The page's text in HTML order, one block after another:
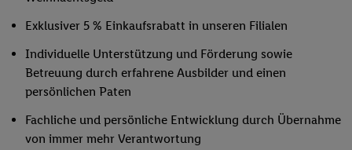
Exklusiver 5 % Einkaufsrabatt in unseren Filialen
Individuelle Unterstützung und Förderung sowie
Betreuung durch erfahrene Ausbilder und einen
persönlichen Paten
Fachliche und persönliche Entwicklung durch Übernahme
von immer mehr Verantwortung